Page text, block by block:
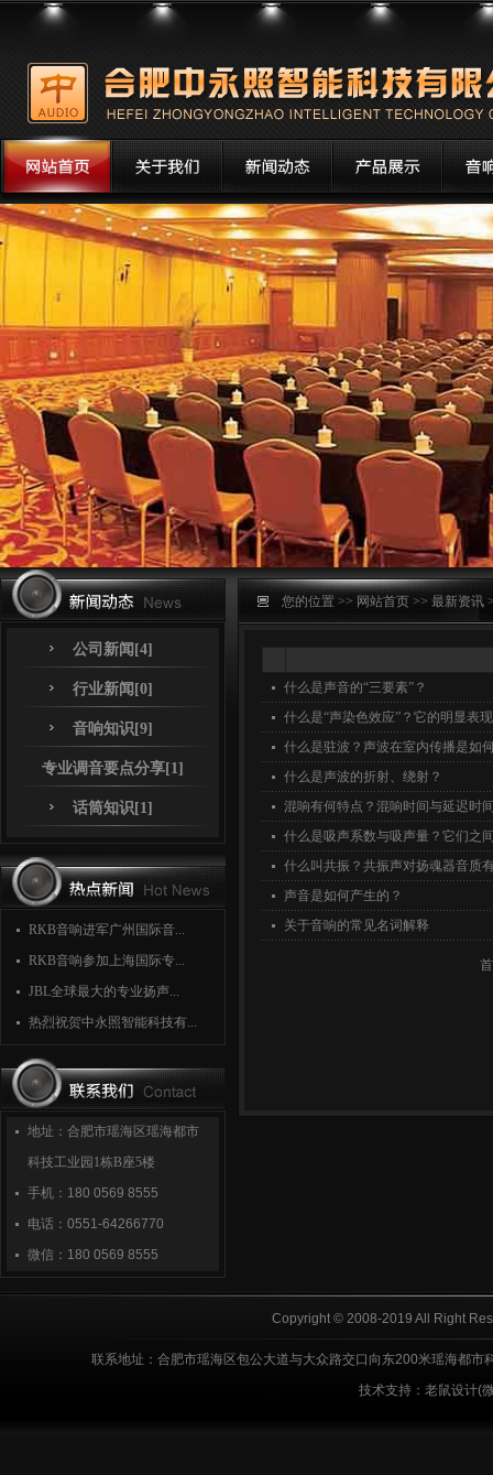
公司新闻[4]
行业新闻[0]
音响知识[9]
专业调音要点分享[1]
话筒知识[1]
RKB音响进军广州国际音...
RKB音响参加上海国际专...
JBL全球最大的专业扬声...
热烈祝贺中永照智能科技有...
地址：合肥市瑶海区瑶海都市
科技工业园1栋B座5楼
手机： 180 0569 8555
电话： 0551-64266770
微信： 180 0569 8555
您的位置 >> 网站首页 >> 最新资讯
什么是声音的“三要素”？
什么是“声染色效应”？它的明显表
什么是驻波？声波在室内传播是如
什么是声波的折射、绕射？
混响有何特点？混响时间与延迟时
什么是吸声系数与吸声量？它们之
什么叫共振？共振声对扬魂器音质
声音是如何产生的？
关于音响的常见名词解释
Copyright © 2008-2019 All Right
联系地址：合肥市瑶海区包公大道与大众路交口向东200米瑶海
技术支持：老鼠设计